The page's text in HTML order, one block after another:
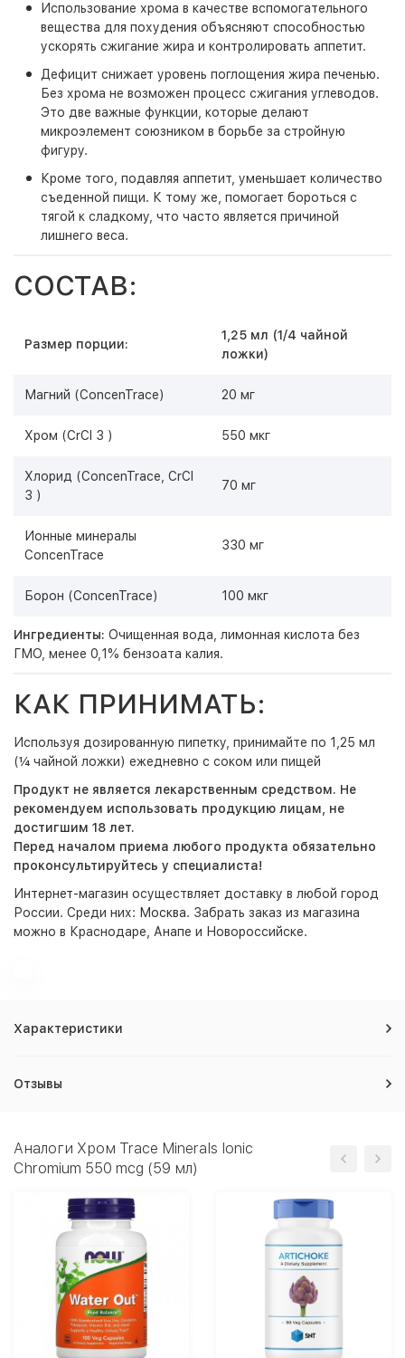
Использование хрома в качестве вспомогательного
вещества для похудения объясняют способностью
ускорять сжигание жира и контролировать аппетит.
Дефицит снижает уровень поглощения жира печенью.
Без хрома не возможен процесс сжигания углеводов.
Это две важные функции, которые делают
микроэлемент союзником в борьбе за стройную
фигуру.
Кроме того, подавляя аппетит, уменьшает количество
съеденной пищи. К тому же, помогает бороться с
тягой к сладкому, что часто является причиной
лишнего веса.
СОСТАВ:
Размер порции:
1,25 мл (1/4 чайной
ложки)
Магний (ConcenTrace) 20 мг
Хром (CrCl 3 ) 550 мкг
Хлорид (ConcenTrace, CrCl
3 )
70 мг
Ионные минералы
ConcenTrace
330 мг
Борон (ConcenTrace) 100 мкг
Ингредиенты: Очищенная вода, лимонная кислота без
ГМО, менее 0,1% бензоата калия.
КАК ПРИНИМАТЬ:
Используя дозированную пипетку, принимайте по 1,25 мл
(¼ чайной ложки) ежедневно с соком или пищей
Продукт не является лекарственным средством. Не
рекомендуем использовать продукцию лицам, не
достигшим 18 лет.
Перед началом приема любого продукта обязательно
проконсультируйтесь у специалиста!
Интернет-магазин осуществляет доставку в любой город
России. Среди них: Москва. Забрать заказ из магазина
можно в Краснодаре, Анапе и Новороссийске.
Характеристики
Отзывы
Аналоги Хром Trace Minerals Ionic
Chromium 550 mcg (59 мл)